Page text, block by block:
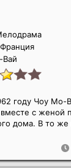
Вай
году Чоу Мо-
с женой
дома. В то